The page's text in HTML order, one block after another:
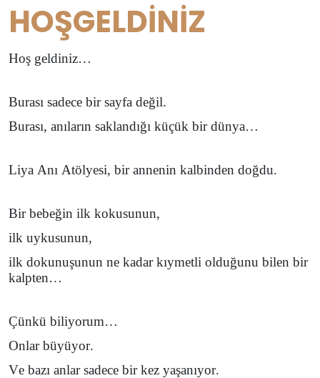
HOŞGELDİNİZ
Hoş geldiniz…
Burası sadece bir sayfa değil.
Burası, anıların saklandığı küçük bir dünya…
Liya Anı Atölyesi, bir annenin kalbinden doğdu.
Bir bebeğin ilk kokusunun,
ilk uykusunun,
ilk dokunuşunun ne kadar kıymetli olduğunu bilen bir
kalpten…
Çünkü biliyorum…
Onlar büyüyor.
Ve bazı anlar sadece bir kez yaşanıyor.